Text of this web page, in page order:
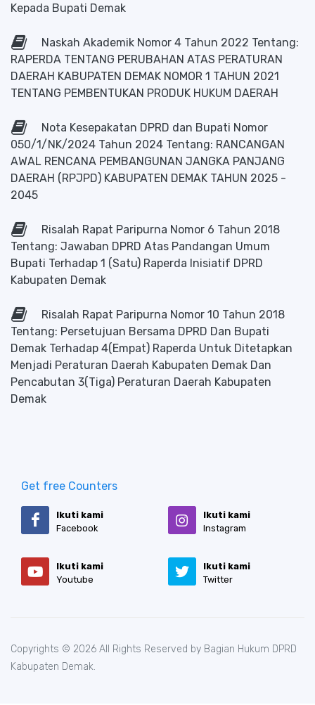
Kepada Bupati Demak
Naskah Akademik Nomor 4 Tahun 2022 Tentang:
RAPERDA TENTANG PERUBAHAN ATAS PERATURAN
DAERAH KABUPATEN DEMAK NOMOR 1 TAHUN 2021
TENTANG PEMBENTUKAN PRODUK HUKUM DAERAH
Nota Kesepakatan DPRD dan Bupati Nomor
050/1/NK/2024 Tahun 2024 Tentang: RANCANGAN
AWAL RENCANA PEMBANGUNAN JANGKA PANJANG
DAERAH (RPJPD) KABUPATEN DEMAK TAHUN 2025 -
2045
Risalah Rapat Paripurna Nomor 6 Tahun 2018
Tentang: Jawaban DPRD Atas Pandangan Umum
Bupati Terhadap 1 (Satu) Raperda Inisiatif DPRD
Kabupaten Demak
Risalah Rapat Paripurna Nomor 10 Tahun 2018
Tentang: Persetujuan Bersama DPRD Dan Bupati
Demak Terhadap 4(Empat) Raperda Untuk Ditetapkan
Menjadi Peraturan Daerah Kabupaten Demak Dan
Pencabutan 3(Tiga) Peraturan Daerah Kabupaten
Demak
Get free Counters
Ikuti kami
Facebook
Ikuti kami
Instagram
Ikuti kami
Youtube
Ikuti kami
Twitter
Copyrights © 2026 All Rights Reserved by Bagian Hukum DPRD
Kabupaten Demak.